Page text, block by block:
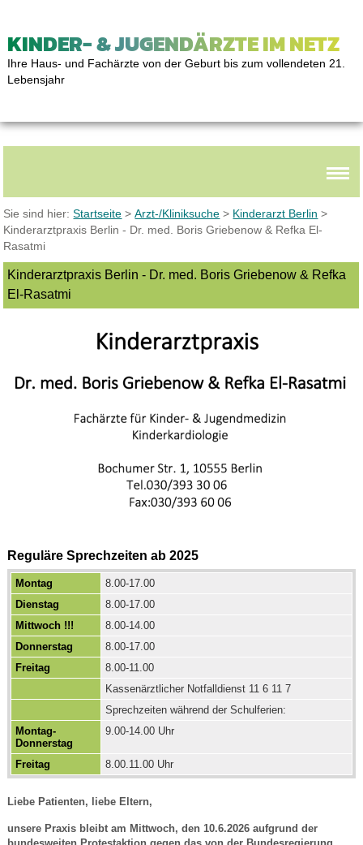
KINDER- & JUGENDÄRZTE IM NETZ
Ihre Haus- und Fachärzte von der Geburt bis zum vollendeten 21.
Lebensjahr
Sie sind hier:Startseite >Arzt-/Kliniksuche > Kinderarzt Berlin >
Kinderarztpraxis Berlin - Dr. med. Boris Griebenow & Refka El-
Rasatmi
Kinderarztpraxis Berlin - Dr. med. Boris Griebenow & Refka
El-Rasatmi
Reguläre Sprechzeiten ab 2025
Montag
8.00-17.00
Dienstag
8.00-17.00
Mittwoch !!!
8.00-14.00
Donnerstag
8.00-17.00
Freitag
8.00-11.00
Kassenärztlicher Notfalldienst 11 6 11 7
Sprechzeiten während der Schulferien:
Montag-
Donnerstag
9.00-14.00 Uhr
Freitag 8.00.11.00 Uhr
Liebe Patienten, liebe Eltern,
unsere Praxis bleibt am Mittwoch, den 10.6.2026 aufgrund der